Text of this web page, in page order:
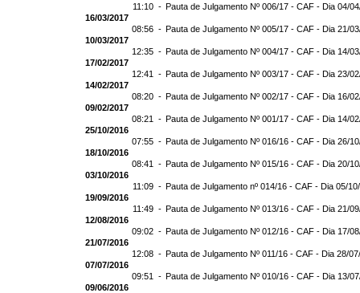
11:10 - Pauta de Julgamento Nº 006/17 - CAF - Dia 04/
16/03/2017
08:56 - Pauta de Julgamento Nº 005/17 - CAF - Dia 21/
10/03/2017
12:35 - Pauta de Julgamento Nº 004/17 - CAF - Dia 14/
17/02/2017
12:41 - Pauta de Julgamento Nº 003/17 - CAF - Dia 23/
14/02/2017
08:20 - Pauta de Julgamento Nº 002/17 - CAF - Dia 16/
09/02/2017
08:21 - Pauta de Julgamento Nº 001/17 - CAF - Dia 14/
25/10/2016
07:55 - Pauta de Julgamento Nº 016/16 - CAF - Dia 26/
18/10/2016
08:41 - Pauta de Julgamento Nº 015/16 - CAF - Dia 20/
03/10/2016
11:09 - Pauta de Julgamento nº 014/16 - CAF - Dia 05/
19/09/2016
11:49 - Pauta de Julgamento Nº 013/16 - CAF - Dia 21/
12/08/2016
09:02 - Pauta de Julgamento Nº 012/16 - CAF - Dia 17/
21/07/2016
12:08 - Pauta de Julgamento Nº 011/16 - CAF - Dia 28/
07/07/2016
09:51 - Pauta de Julgamento Nº 010/16 - CAF - Dia 13/
09/06/2016